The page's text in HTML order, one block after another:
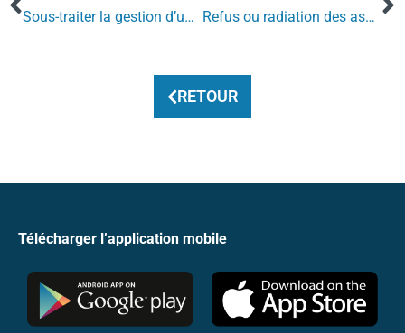
Sous-traiter la gestion d’un contentieux de sinistre
Refus ou radiation des assurances face aux risques trop élevés
RETOUR
Télécharger l’application mobile